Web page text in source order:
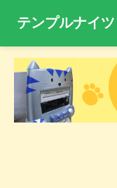
テンプルナイツ